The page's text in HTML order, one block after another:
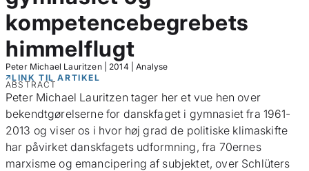
kompetencebegrebets
himmelflugt
Peter Michael Lauritzen| 2014 |Analyse
LINK TIL ARTIKEL
ABSTRACT
Peter Michael Lauritzen tager her et vue hen over
bekendtgørelserne for danskfaget i gymnasiet fra 1961-
2013 og viser os i hvor høj grad de politiske klimaskifte
har påvirket danskfagets udformning, fra 70ernes
marxisme og emancipering af subjektet, over Schlüters